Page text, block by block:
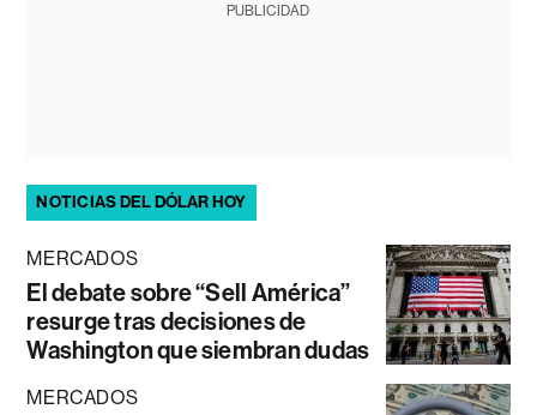
PUBLICIDAD
NOTICIAS DEL DÓLAR HOY
MERCADOS
El debate sobre “Sell América”
resurge tras decisiones de
Washington que siembran dudas
MERCADOS